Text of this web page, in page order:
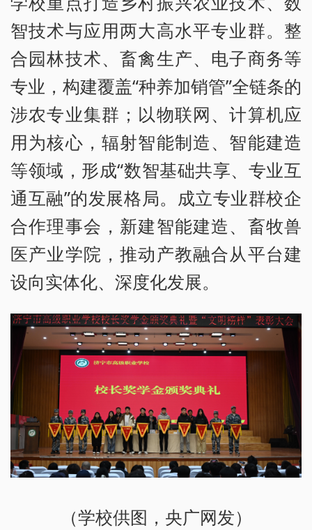
智技术与应用两大高水平专业群。整
合园林技术、畜禽生产、电子商务等
专业，构建覆盖“种养加销管”全链条的
涉农专业集群；以物联网、计算机应
用为核心，辐射智能制造、智能建造
等领域，形成“数智基础共享、专业互
通互融”的发展格局。成立专业群校企
合作理事会，新建智能建造、畜牧兽
医产业学院，推动产教融合从平台建
设向实体化、深度化发展。
（学校供图，央广网发）